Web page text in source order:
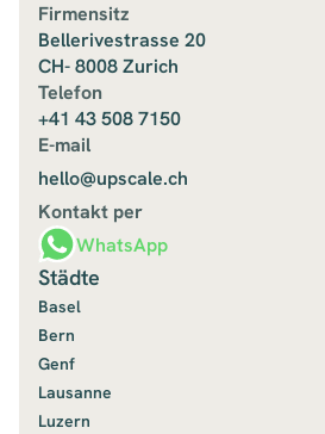
Firmensitz
Bellerivestrasse 20
CH- 8008 Zurich
Telefon
+41 43 508 7150
E-mail
hello@upscale.ch
Kontakt per
WhatsApp
Städte
Basel
Bern
Genf
Lausanne
Luzern